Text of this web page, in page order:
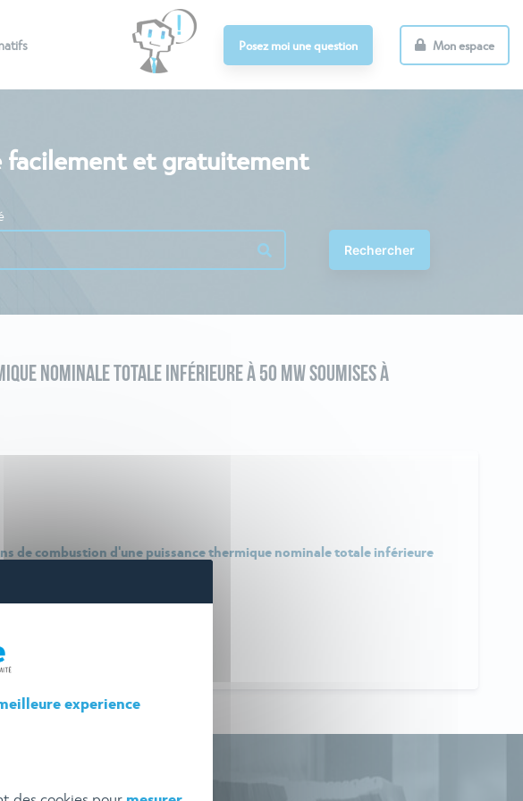
Posez moi une question Mon espace
facilement et gratuitement
Rechercher
NOMINALE TOTALE INFÉRIEURE À 50 MW SOUMISES À
de combustion d'une puissance thermique nominale totale inférieure
rubriques 2910, 2931 ou 3110
experience